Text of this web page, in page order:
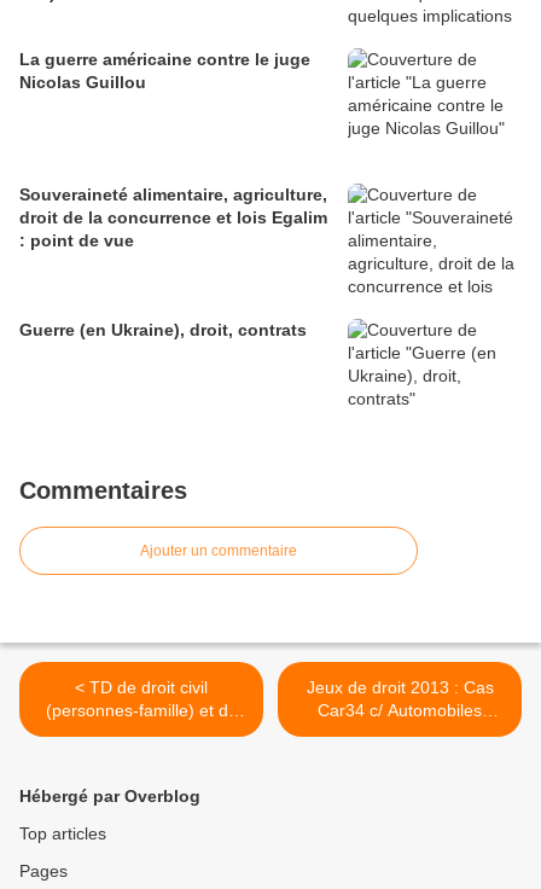
La guerre américaine contre le juge
Nicolas Guillou
Souveraineté alimentaire, agriculture,
droit de la concurrence et lois Egalim
: point de vue
Guerre (en Ukraine), droit, contrats
Commentaires
Ajouter un commentaire
< TD de droit civil
(personnes-famille) et de
droit de la distribution
Jeux de droit 2013 : Cas
Car34 c/ Automobiles
Roger >
Hébergé par Overblog
Top articles
Pages